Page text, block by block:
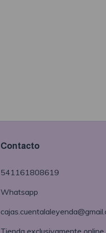
Contacto
541161808619
Whatsapp
Tienda exclusivamente online